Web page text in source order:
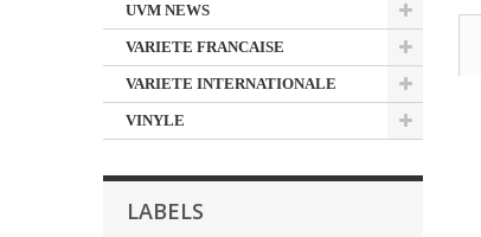
UVM NEWS
VARIETE FRANCAISE
VARIETE INTERNATIONALE
VINYLE
LABELS